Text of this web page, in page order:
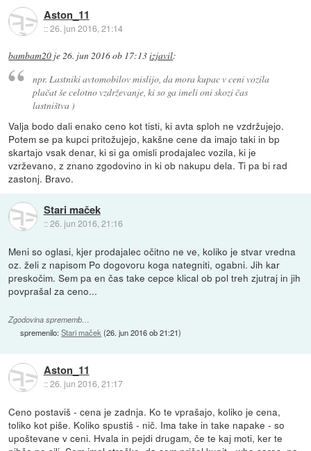
Aston_11
::26. jun 2016, 21:14
bambam20 je26. jun 2016 ob 17:13izjavil:
npr. Lastniki avtomobilov mislijo, da mora kupac v ceni vozila
plačat še celotno vzdrževanje, ki so ga imeli oni skozi čas
lastništva )
Valja bodo dali enako ceno kot tisti, ki avta sploh ne vzdržujejo.
Potem se pa kupci pritožujejo, kakšne cene da imajo taki in bp
skartajo vsak denar, ki si ga omisli prodajalec vozila, ki je
vzrževano, z znano zgodovino in ki ob nakupu dela. Ti pa bi rad
zastonj. Bravo.
Stari maček
::26. jun 2016, 21:16
Meni so oglasi, kjer prodajalec očitno ne ve, koliko je stvar vredna
oz. želi z napisom Po dogovoru koga nategniti, ogabni. Jih kar
preskočim. Sem pa en čas take cepce klical ob pol treh zjutraj in jih
povprašal za ceno...
Zgodovina sprememb…
spremenilo:Stari maček (26. jun 2016 ob 21:21)
Aston_11
::26. jun 2016, 21:17
Ceno postaviš - cena je zadnja. Ko te vprašajo, koliko je cena,
toliko kot piše. Koliko spustiš - nič. Ima take in take napake - so
upoštevane v ceni. Hvala in pejdi drugam, če te kaj moti, ker te